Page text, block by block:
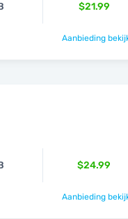
$21.99
Aanbieding
$24.99
Aanbieding